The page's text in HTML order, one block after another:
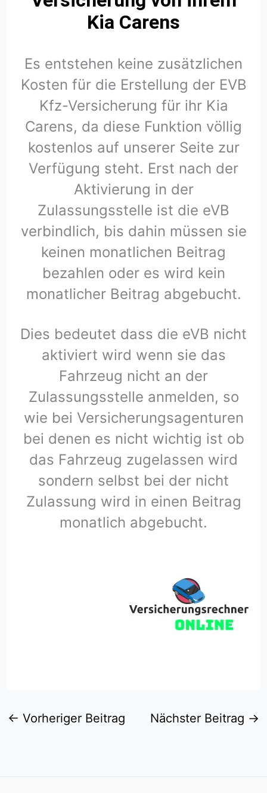
Kia Carens
Es entstehen keine zusätzlichen
Kosten für die Erstellung der EVB
Kfz-Versicherung für ihr Kia
Carens, da diese Funktion völlig
kostenlos auf unserer Seite zur
Verfügung steht. Erst nach der
Aktivierung in der
Zulassungsstelle ist die eVB
verbindlich, bis dahin müssen sie
keinen monatlichen Beitrag
bezahlen oder es wird kein
monatlicher Beitrag abgebucht.
Dies bedeutet dass die eVB nicht
aktiviert wird wenn sie das
Fahrzeug nicht an der
Zulassungsstelle anmelden, so
wie bei Versicherungsagenturen
bei denen es nicht wichtig ist ob
das Fahrzeug zugelassen wird
sondern selbst bei der nicht
Zulassung wird in einen Beitrag
monatlich abgebucht.
← Vorheriger Beitrag Nächster Beitrag →